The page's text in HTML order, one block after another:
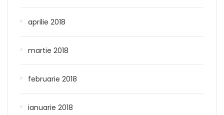
aprilie 2018
martie 2018
februarie 2018
ianuarie 2018